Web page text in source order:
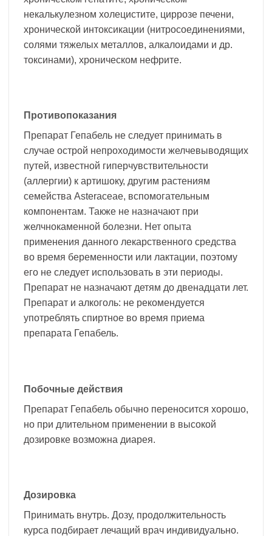
некалькулезном холецистите, циррозе печени,
хронической интоксикации (нитросоединениями,
солями тяжелых металлов, алкалоидами и др.
токсинами), хроническом нефрите.
Противопоказания
Препарат Гепабель не следует принимать в
случае острой непроходимости желчевыводящих
путей, известной гиперчувствительности
(аллергии) к артишоку, другим растениям
семейства Asteraceae, вспомогательным
компонентам. Также не назначают при
желчнокаменной болезни. Нет опыта
применения данного лекарственного средства
во время беременности или лактации, поэтому
его не следует использовать в эти периоды.
Препарат не назначают детям до двенадцати лет.
Препарат и алкоголь: не рекомендуется
употреблять спиртное во время приема
препарата Гепабель.
Побочные действия
Препарат Гепабель обычно переносится хорошо,
но при длительном применении в высокой
дозировке возможна диарея.
Дозировка
Принимать внутрь. Дозу, продолжительность
курса подбирает лечащий врач индивидуально.